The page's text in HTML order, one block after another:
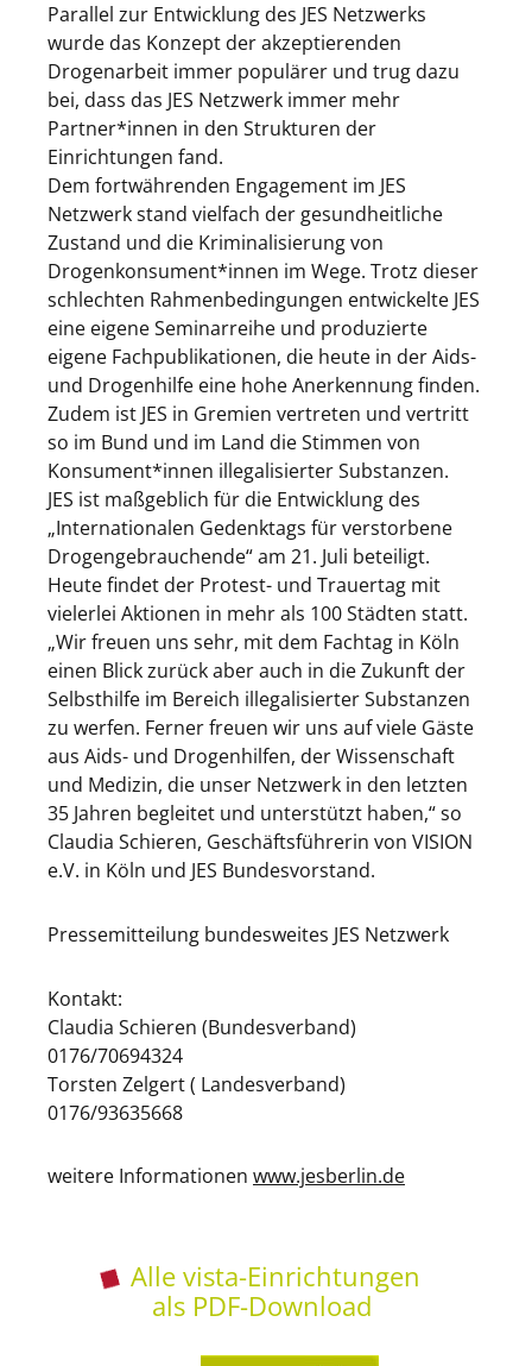
Parallel zur Entwicklung des JES Netzwerks
wurde das Konzept der akzeptierenden
Drogenarbeit immer populärer und trug dazu
bei, dass das JES Netzwerk immer mehr
Partner*innen in den Strukturen der
Einrichtungen fand.
Dem fortwährenden Engagement im JES
Netzwerk stand vielfach der gesundheitliche
Zustand und die Kriminalisierung von
Drogenkonsument*innen im Wege. Trotz dieser
schlechten Rahmenbedingungen entwickelte JES
eine eigene Seminarreihe und produzierte
eigene Fachpublikationen, die heute in der Aids-
und Drogenhilfe eine hohe Anerkennung finden.
Zudem ist JES in Gremien vertreten und vertritt
so im Bund und im Land die Stimmen von
Konsument*innen illegalisierter Substanzen.
JES ist maßgeblich für die Entwicklung des
„Internationalen Gedenktags für verstorbene
Drogengebrauchende“ am 21. Juli beteiligt.
Heute findet der Protest- und Trauertag mit
vielerlei Aktionen in mehr als 100 Städten statt.
„Wir freuen uns sehr, mit dem Fachtag in Köln
einen Blick zurück aber auch in die Zukunft der
Selbsthilfe im Bereich illegalisierter Substanzen
zu werfen. Ferner freuen wir uns auf viele Gäste
aus Aids- und Drogenhilfen, der Wissenschaft
und Medizin, die unser Netzwerk in den letzten
35 Jahren begleitet und unterstützt haben,“ so
Claudia Schieren, Geschäftsführerin von VISION
e.V. in Köln und JES Bundesvorstand.
Pressemitteilung bundesweites JES Netzwerk
Kontakt:
Claudia Schieren (Bundesverband)
0176/70694324
Torsten Zelgert ( Landesverband)
0176/93635668
weitere Informationen www.jesberlin.de
Alle vista-Einrichtungen
als PDF-Download